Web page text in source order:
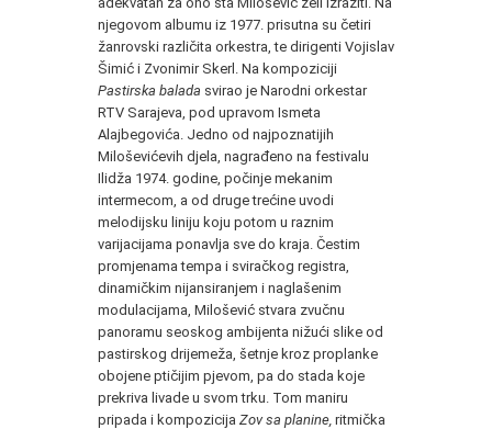
njegovom albumu iz 1977. prisutna su četiri
žanrovski različita orkestra, te dirigenti Vojislav
Šimić i Zvonimir Skerl. Na kompoziciji
Pastirska balada svirao je Narodni orkestar
RTV Sarajeva, pod upravom Ismeta
Alajbegovića. Jedno od najpoznatijih
Miloševićevih djela, nagrađeno na festivalu
Ilidža 1974. godine, počinje mekanim
intermecom, a od druge trećine uvodi
melodijsku liniju koju potom u raznim
varijacijama ponavlja sve do kraja. Čestim
promjenama tempa i sviračkog registra,
dinamičkim nijansiranjem i naglašenim
modulacijama, Milošević stvara zvučnu
panoramu seoskog ambijenta nižući slike od
pastirskog drijemeža, šetnje kroz proplanke
obojene ptičijim pjevom, pa do stada koje
prekriva livade u svom trku. Tom maniru
pripada i kompozicija Zov sa planine, ritmička